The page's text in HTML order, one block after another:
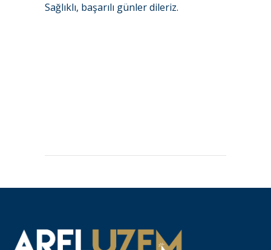
Sağlıklı, başarılı günler dileriz.